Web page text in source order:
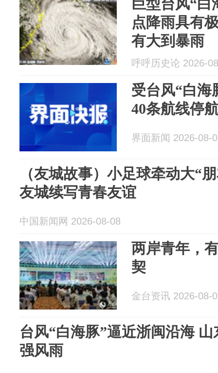
巨型台风“白
点降雨具有
有大到暴雨
呼呼历史论 2026-
受台风“白海
40条航线停
界面新闻 2026-08-
（友城故事）小足球牵动大“
友城续写青春友谊
中国新闻网 2026-08-08
两岸青年，
契
金台资讯 2026-08-
台风“白海豚”逼近浙闽沿海
强风雨